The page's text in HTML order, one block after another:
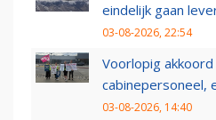
eindelijk gaan
03-08-2026, 22:54
Voorlopig
cabinepersoneel,
03-08-2026, 14:40